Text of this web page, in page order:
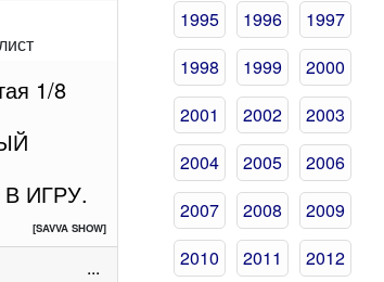
1/8
ИГРУ.
[SAVVA SHOW]
...
1995
1996
1997
1998
1999
2000
2001
2002
2003
2004
2005
2006
2007
2008
2009
2010
2011
2012